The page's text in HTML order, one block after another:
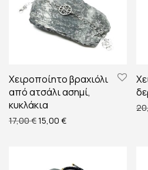
Χειροποίητο βραχιόλι
από ατσάλι ασημί,
κυκλάκια
17,00€Original price was: 17,00 €.
15,00 €Η τρέχουσα τιμή